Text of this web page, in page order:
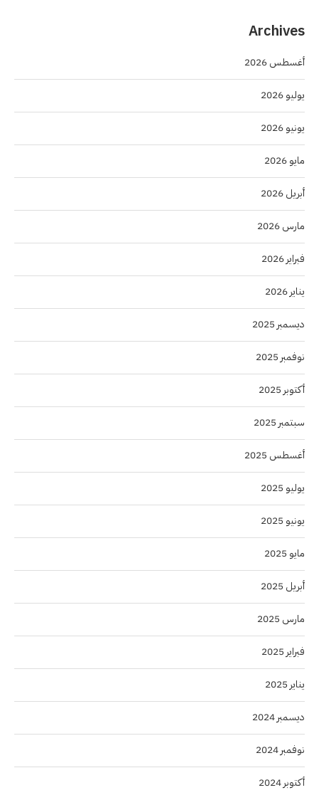
Archives
أغسطس 2026
يوليو 2026
يونيو 2026
مايو 2026
أبريل 2026
مارس 2026
فبراير 2026
يناير 2026
ديسمبر 2025
نوفمبر 2025
أكتوبر 2025
سبتمبر 2025
أغسطس 2025
يوليو 2025
يونيو 2025
مايو 2025
أبريل 2025
مارس 2025
فبراير 2025
يناير 2025
ديسمبر 2024
نوفمبر 2024
أكتوبر 2024